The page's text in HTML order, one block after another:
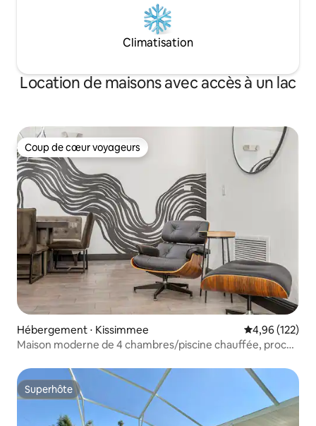
Climatisation
Location de maisons avec accès à un lac
Coup de cœur voyageurs
Coup de cœur voyageurs
Hébergement ⋅ Kissimmee Évaluation
4,96 (122)
Maison moderne de 4 chambres/piscine chauffée, proche
Superhôte
Superhôte